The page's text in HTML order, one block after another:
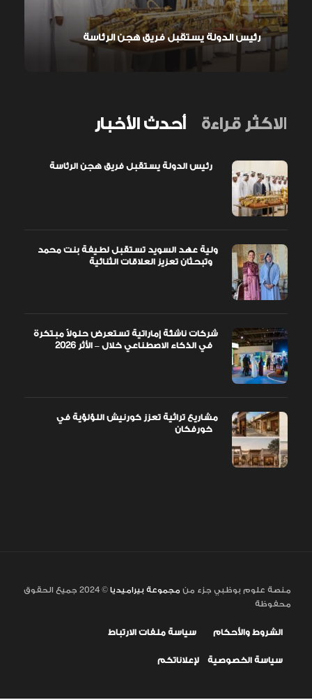
رئيس الدولة يستقبل فريق هجن الرئاسة
أحدث الأخبار الاكثر قراءة
ولية عهد السويد تستقبل لطيفة بنت محمد
شركات ناشئة إماراتية تستعرض حلولاً مبتكرة
مشاريع تراثية تعزز كورنيش اللؤلؤية في
منصة علوم بوظبي جزء من مجموعة بيراميديا
© 2024 جميع الحقوق
محفوظة
الشروط والأحكام سياسة ملفات الارتباط
سياسة الخصوصية لإعلاناتكم